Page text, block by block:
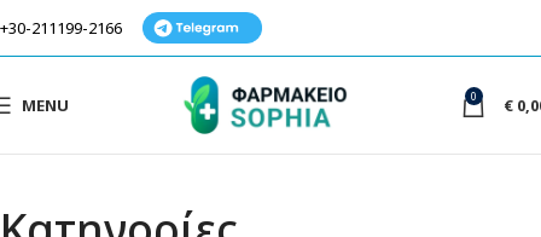
+30-211199-2166
MENU 0 €